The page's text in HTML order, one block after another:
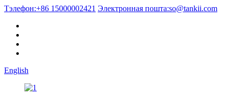
Тэлефон:+86 15000002421 Электронная пошта:so@tankii.com
English